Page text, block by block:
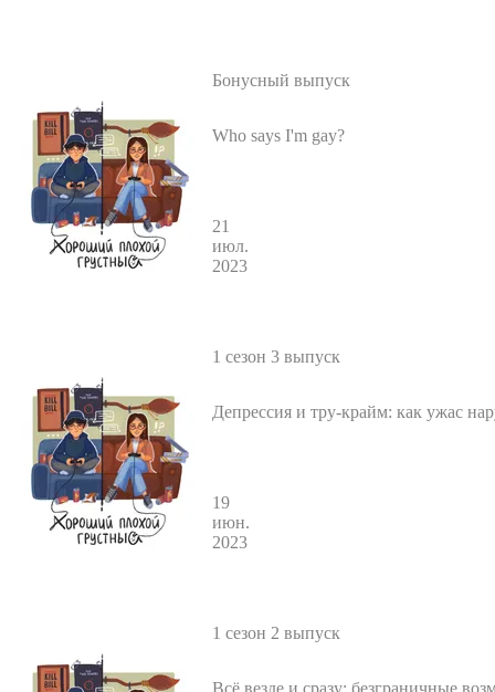
Бонусный выпуск
Who says I'm gay?
21
июл.
2023
1 сезон 3 выпуск
Депрессия и тру-крайм: как ужас
19
июн.
2023
1 сезон 2 выпуск
Всё везде и сразу: безграничные